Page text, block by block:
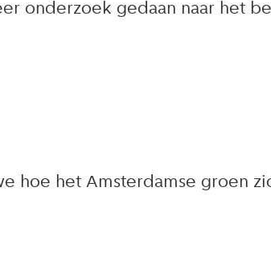
onderzoek gedaan naar het
hoe het Amsterdamse groen